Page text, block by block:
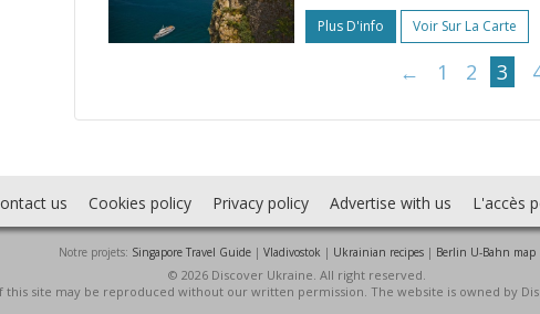
Plus D'info
Voir Sur La Carte
← 1 2 3
us Cookies policy Privacy policy Advertise with us L'accès
Notre projets: Singapore Travel Guide| Vladivostok | Ukrainian recipes| Berlin U-Bahn map
© 2026 Discover Ukraine. All right reserved.
this site may be reproduced without our written permission. The website is owned by